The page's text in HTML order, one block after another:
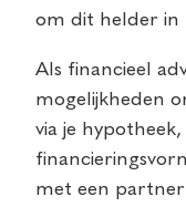
om dit helder in
Als financieel
mogelijkheden
via je
met een